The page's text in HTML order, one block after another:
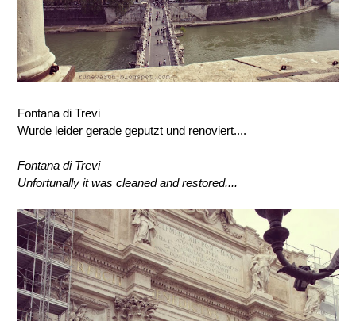
Fontana di Trevi
Wurde leider gerade geputzt und renoviert....
Fontana di Trevi
Unfortunally it was cleaned and restored....